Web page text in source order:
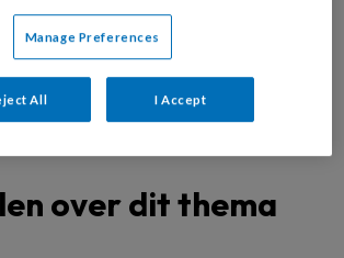
over dit thema
Manage Preferences
All I Accept